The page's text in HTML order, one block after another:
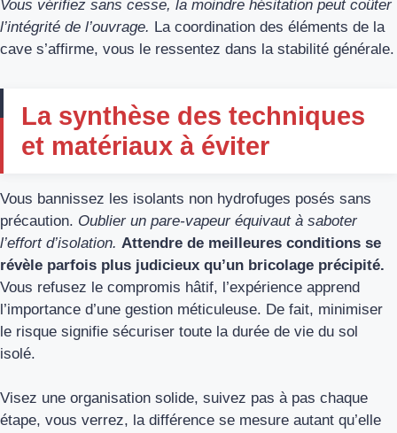
Vous vérifiez sans cesse, la moindre hésitation peut coûter
l’intégrité de l’ouvrage. La coordination des éléments de la
cave s’affirme, vous le ressentez dans la stabilité générale.
La synthèse des techniques
et matériaux à éviter
Vous bannissez les isolants non hydrofuges posés sans
précaution. Oublier un pare-vapeur équivaut à saboter
l’effort d’isolation. Attendre de meilleures conditions se
révèle parfois plus judicieux qu’un bricolage précipité.
Vous refusez le compromis hâtif, l’expérience apprend
l’importance d’une gestion méticuleuse. De fait, minimiser
le risque signifie sécuriser toute la durée de vie du sol
isolé.
Visez une organisation solide, suivez pas à pas chaque
étape, vous verrez, la différence se mesure autant qu’elle